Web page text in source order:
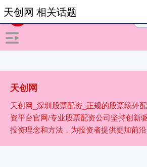
天创网
天创网_深圳股票配资_正规的股票场外
资平台官网/专业股票配资公司坚持创新
投资理念和方法，为投资者提供更加前沿
天创网 相关话题